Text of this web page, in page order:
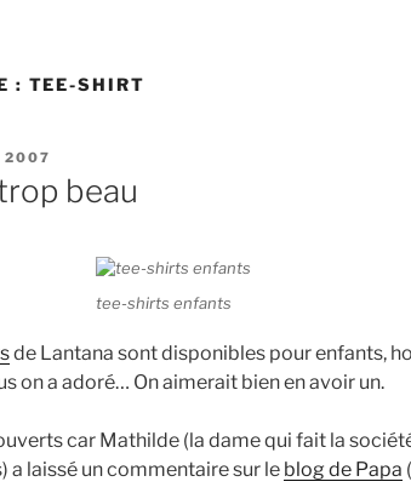
: TEE-SHIRT
2007
beau
tee-shirts enfants
de Lantana sont disponibles pour enfants,
on a adoré… On aimerait bien en avoir un.
car Mathilde (la dame qui fait la
a laissé un commentaire sur le blog de Papa (